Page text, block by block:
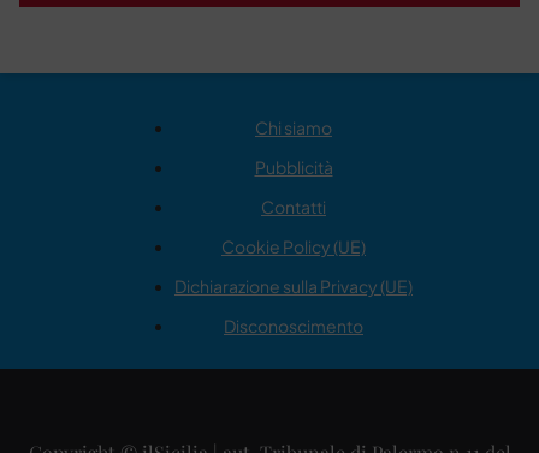
Chi siamo
Pubblicità
Contatti
Cookie Policy (UE)
Dichiarazione sulla Privacy (UE)
Disconoscimento